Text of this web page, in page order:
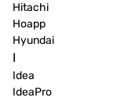
Hitachi
Hoapp
Hyundai
I
Idea
IdeaPro